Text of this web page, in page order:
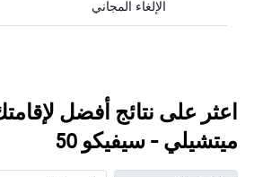
الإلغاء المجاني
اعثر على نتائج أفضل
ميتشيلي - سيفيكو 50